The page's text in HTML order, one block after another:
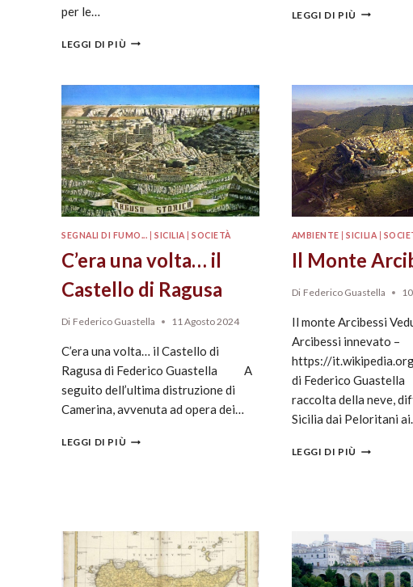
per le…
LEGGI DI PIÙ
LEGGI DI PIÙ
SEGNALI DI FUMO... |SICILIA |SOCIETÀ
C’era una volta… il
Castello di Ragusa
Di Federico Guastella 11 Agosto 2024
C’era una volta… il Castello di
Ragusa di Federico Guastella A
seguito dell’ultima distruzione di
Camerina, avvenuta ad opera dei…
LEGGI DI PIÙ
AMBIENTE |SICILIA
Il Monte
Di Federico Guastella
Il monte Arcibessi
Arcibessi innevato –
https://
di Federico
raccolta della neve,
Sicilia dai Peloritani
LEGGI DI PIÙ